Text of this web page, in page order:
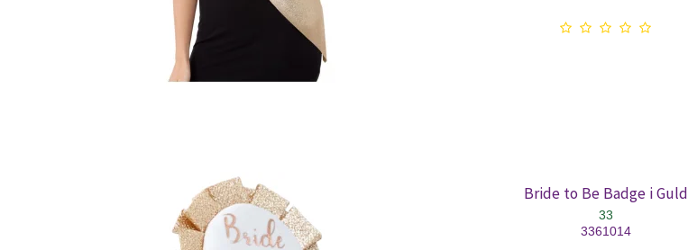
Bride to Be Badge i Guld
33
3361014